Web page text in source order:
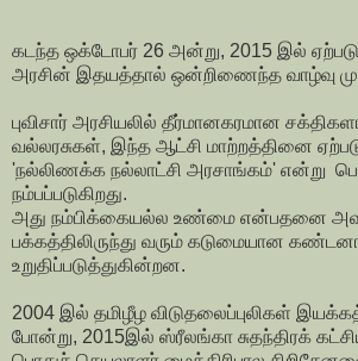
கடந்த ஒக்டோபர் 26 அன்று, 2015 இல்
அரசின் இதயத்தால் ஒன்றிணைந்த வாழ்வு
புவிசார் அரசியலில் தீர்மானகரமான
வல்லரசுகள், இந்த ஆட்சி மாற்றத்தினை
'நல்லிணக்க நல்லாட்சி அரசாங்கம்' என்று
நம்பப்படுகிறது.
அது நம்பிக்கையல்ல உண்மை என்பதனை
பக்கத்திலிருந்து வரும் கடுமையான
உறுதிப்படுத்துகின்றன.
2004 இல் தமிழீழ விடுதலைப்புலிகள்
போன்று, 2015இல் ஸ்ரீலங்கா சுதந்திரக்